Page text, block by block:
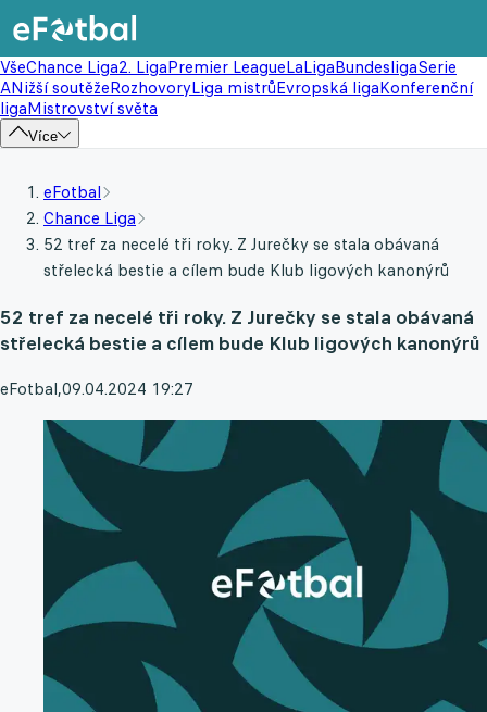
VšeChance Liga2. LigaPremier LeagueLaLigaBundesligaSerie
ANižší soutěžeRozhovoryLiga mistrůEvropská ligaKonferenční
ligaMistrovství světa
Více
eFotbal
Chance Liga
52 tref za necelé tři roky. Z Jurečky se stala obávaná
střelecká bestie a cílem bude Klub ligových kanonýrů
52 tref za necelé tři roky. Z Jurečky se stala obávaná
střelecká bestie a cílem bude Klub ligových kanonýrů
eFotbal,09.04.2024 19:27